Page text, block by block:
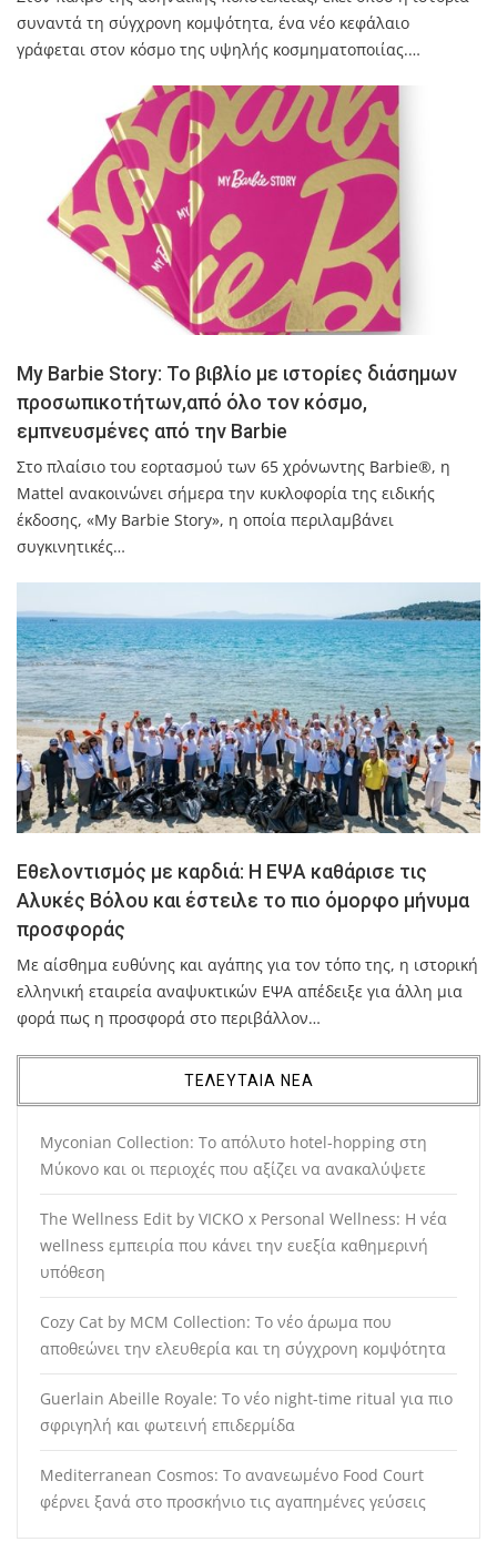
συναντά τη σύγχρονη κομψότητα, ένα νέο κεφάλαιο
γράφεται στον κόσμο της υψηλής κοσμηματοποιίας.…
My Barbie Story: Το βιβλίο με ιστορίες διάσημων
προσωπικοτήτων,από όλο τον κόσμο,
εμπνευσμένες από την Barbie
Στο πλαίσιο του εορτασμού των 65 χρόνωντης Barbie®, η
Mattel ανακοινώνει σήμερα την κυκλοφορία της ειδικής
έκδοσης, «My Barbie Story», η οποία περιλαμβάνει
συγκινητικές…
Εθελοντισμός με καρδιά: Η ΕΨΑ καθάρισε τις
Αλυκές Βόλου και έστειλε το πιο όμορφο μήνυμα
προσφοράς
Με αίσθημα ευθύνης και αγάπης για τον τόπο της, η ιστορική
ελληνική εταιρεία αναψυκτικών ΕΨΑ απέδειξε για άλλη μια
φορά πως η προσφορά στο περιβάλλον…
ΤΕΛΕΥΤΑΙΑ ΝΕΑ
Myconian Collection: Το απόλυτο hotel-hopping στη
Μύκονο και οι περιοχές που αξίζει να ανακαλύψετε
The Wellness Edit by VICKO x Personal Wellness: Η νέα
wellness εμπειρία που κάνει την ευεξία καθημερινή
υπόθεση
Cozy Cat by MCM Collection: Το νέο άρωμα που
αποθεώνει την ελευθερία και τη σύγχρονη κομψότητα
Guerlain Abeille Royale: Το νέο night-time ritual για πιο
σφριγηλή και φωτεινή επιδερμίδα
Mediterranean Cosmos: Το ανανεωμένο Food Court
φέρνει ξανά στο προσκήνιο τις αγαπημένες γεύσεις